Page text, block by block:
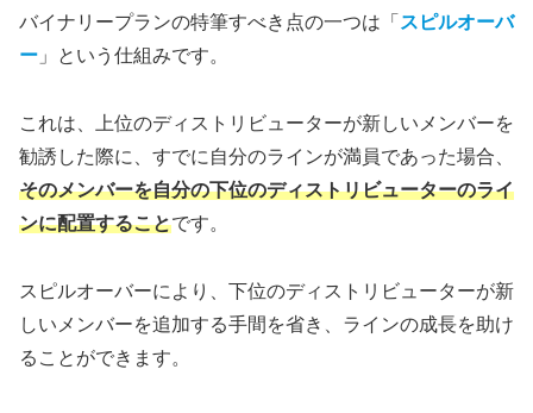
バイナリープランの特筆すべき点の一つは「 スピルオーバ
ー 」という仕組みです。
これは、上位のディストリビューターが新しいメンバーを
勧誘した際に、すでに自分のラインが満員であった場合、
そのメンバーを自分の下位のディストリビューターのライ
ンに配置することです。
スピルオーバーにより、下位のディストリビューターが新
しいメンバーを追加する手間を省き、ラインの成長を助け
ることができます。